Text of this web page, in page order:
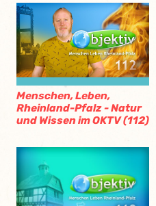
Menschen, Leben,
Rheinland-Pfalz - Natur
und Wissen im OKTV (112)